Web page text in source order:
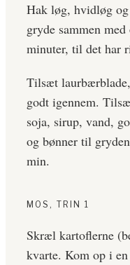
Hak løg, hvidløg
gryde sammen
minuter, til det har
Tilsæt
godt igennem.
soja, sirup, vand,
og bønner til
min.
MOS, TRIN 1
Skræl kartoflerne
kvarte. Kom op i